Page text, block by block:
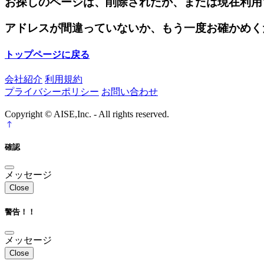
アドレスが間違っていないか、もう一度お確かめ
トップページに戻る
会社紹介 利用規約
プライバシーポリシー お問い合わせ
Copyright © AISE,Inc. - All rights reserved.
確認
メッセージ
Close
警告！！
メッセージ
Close